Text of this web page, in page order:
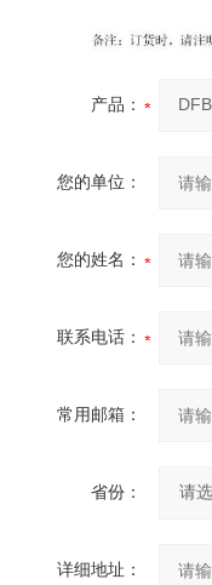
产品：
您的单位：
您的姓名：
联系电话：
常用邮箱：
省份：
详细地址：